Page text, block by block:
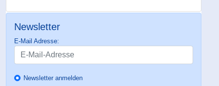
Newsletter
E-Mail Adresse:
Newsletter anmelden